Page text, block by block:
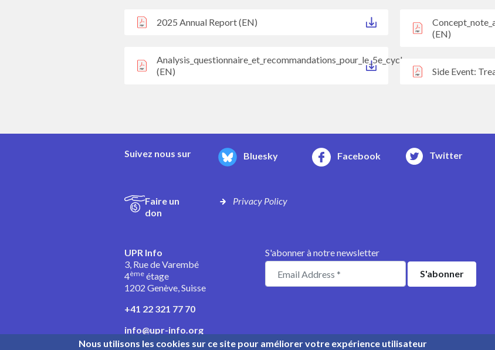
2025 Annual Report (EN)
Analysis_questionnaire_et_recommandations_pour_le_5e_cycle
(EN)
(EN)
Side Event:
Suivez nous sur Bluesky Facebook Twitter
Faire un
don
Privacy Policy
UPR Info
3, Rue de Varembé
4ème étage
1202 Genève, Suisse
+41 22 321 77 70
info@upr-info.org
S'abonner à notre newsletter
Nous utilisons les cookies sur ce site pour améliorer votre expérience utilisateur